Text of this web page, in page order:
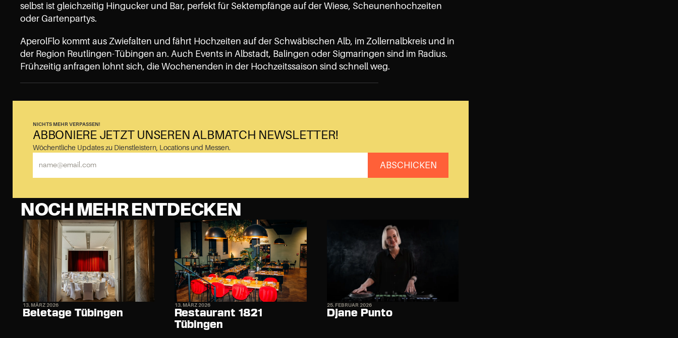
selbst ist gleichzeitig Hingucker und Bar, perfekt für Sektempfänge auf der Wiese, Scheunenhochzeiten
oder Gartenpartys.
AperolFlo kommt aus Zwiefalten und fährt Hochzeiten auf der Schwäbischen Alb, im Zollernalbkreis und in
der Region Reutlingen-Tübingen an. Auch Events in Albstadt, Balingen oder Sigmaringen sind im Radius.
Frühzeitig anfragen lohnt sich, die Wochenenden in der Hochzeitssaison sind schnell weg.
NICHTS MEHR VERPASSEN!
ABBONIERE JETZT UNSEREN ALBMATCH NEWSLETTER!
Wöchentliche Updates zu Dienstleistern, Locations und Messen.
ABSCHICKEN
NOCH MEHR ENTDECKEN
13. MÄRZ 2026
Beletage Tübingen
13. MÄRZ 2026
Restaurant 1821
Tübingen
25. FEBRUAR 2026
Djane Punto